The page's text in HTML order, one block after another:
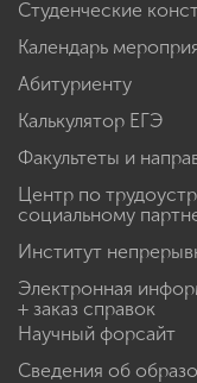
Студенческие
Календарь
Абитуриенту
Калькулятор ЕГЭ
Факультеты и
Центр по
социальному
Институт
Электронная
+ заказ справок
Научный форсайт
Сведения об